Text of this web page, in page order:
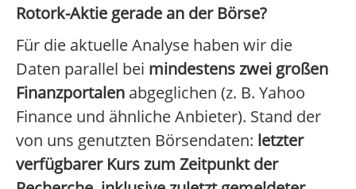
Rotork-Aktie gerade an der Börse?
Für die aktuelle Analyse haben wir die
Daten parallel bei mindestens zwei großen
Finanzportalen abgeglichen (z. B. Yahoo
Finance und ähnliche Anbieter). Stand der
von uns genutzten Börsendaten: letzter
verfügbarer Kurs zum Zeitpunkt der